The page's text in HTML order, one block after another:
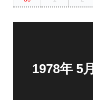
1978年 5月